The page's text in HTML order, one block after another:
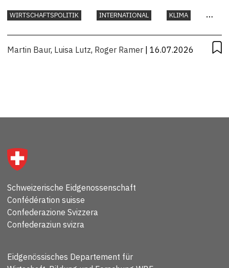
WIRTSCHAFTSPOLITIK INTERNATIONAL
KLIMA
Martin Baur, Luisa Lutz, Roger Ramer | 16.07.2026
Schweizerische Eidgenossenschaft
Confédération suisse
Confederazione Svizzera
Confederaziun svizra
Eidgenössisches Departement für